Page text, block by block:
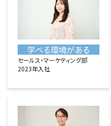
学べる環境がある
セールス・マーケティング部
2023年入社